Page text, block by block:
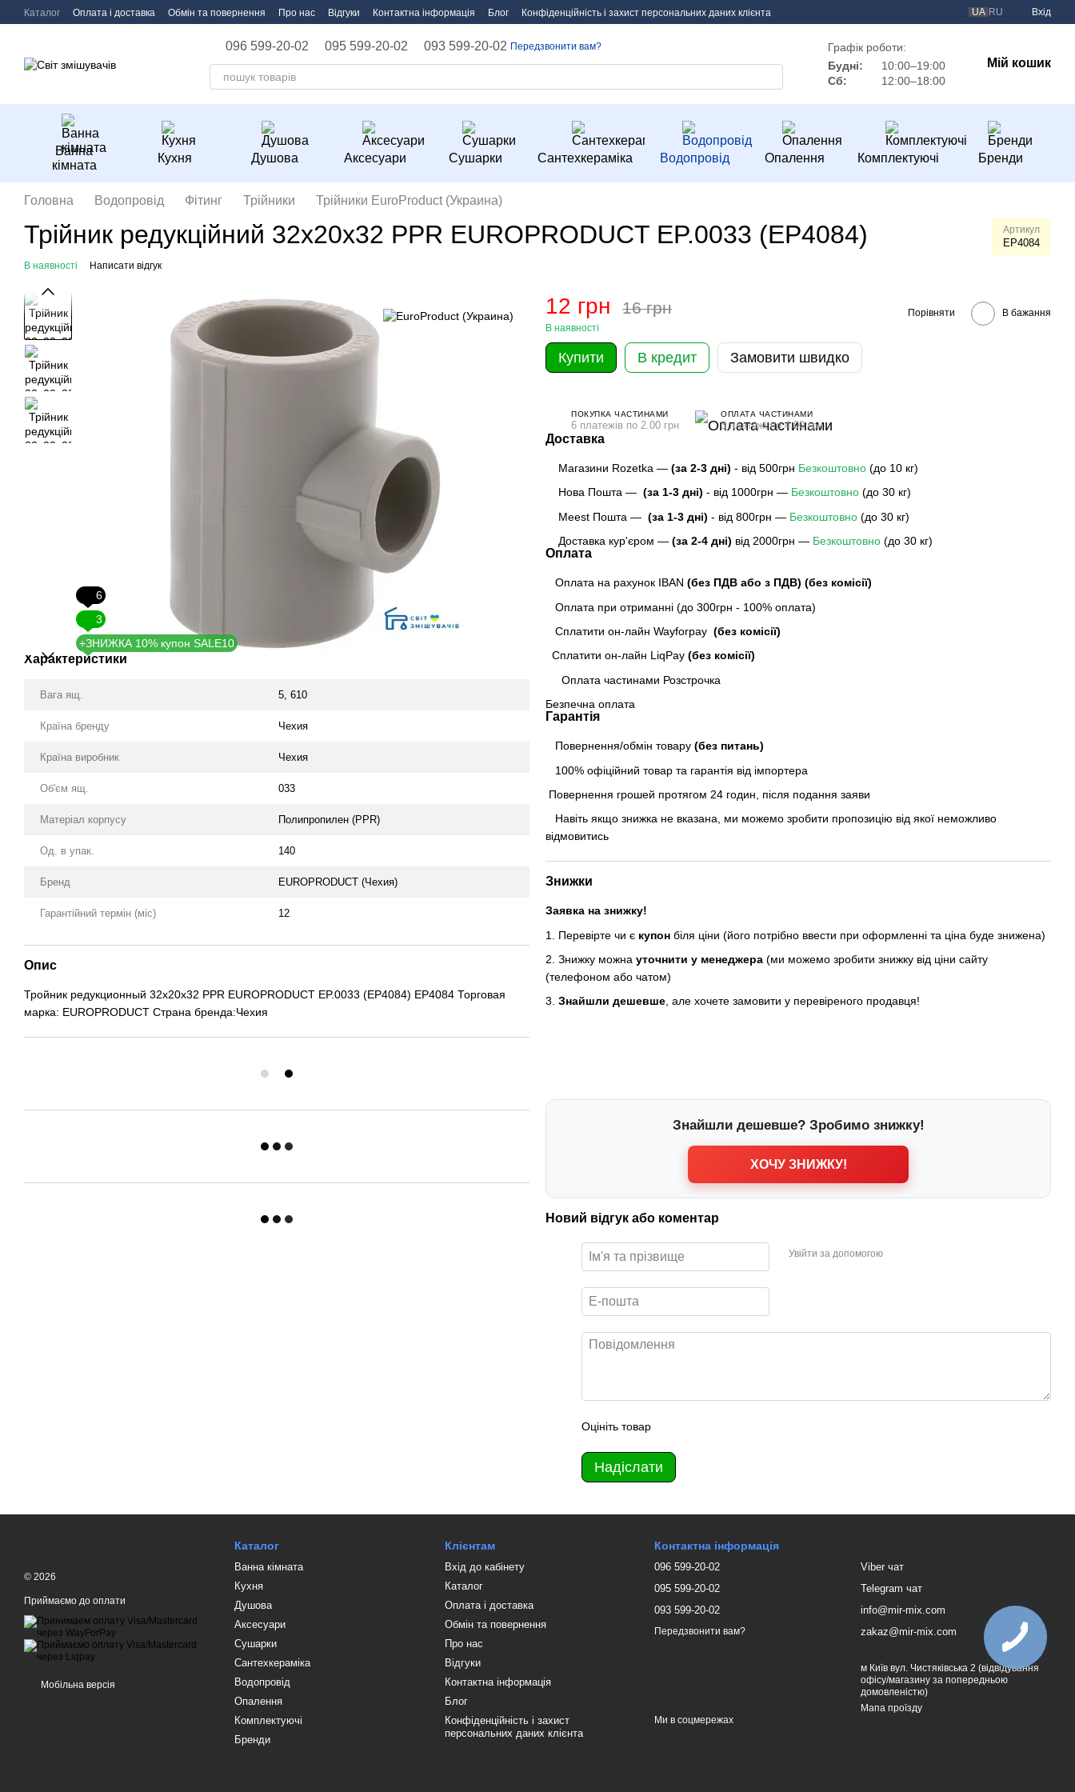
Перейти до основного контенту
Каталог Оплата і доставка Обмін та повернення Про нас Відгуки Контактна інформація Блог Конфіденційність і захист персональних даних клієнта UA RU Вхід
096 599-20-02 095 599-20-02 093 599-20-02 Передзвонити вам?
Графік роботи:
Будні:
10:00–19:00
Сб:
12:00–18:00
Мій кошик
Ванна
кімната
Кухня Душова Аксесуари Сушарки Сантехкераміка Водопровід Опалення Комплектуючі Бренди
Головна Водопровід Фітинг Трійники Трійники EuroProduct (Украина)
Трійник редукційний 32x20x32 PPR EUROPRODUCT EP.0033 (EP4084) Артикул
EP4084
В наявності Написати відгук
6
3
+ЗНИЖКА 10% купон SALE10
Характеристики
Вага ящ. 5, 610
Країна бренду Чехия
Країна виробник Чехия
Об'єм ящ. 033
Матеріал корпусу Полипропилен (PPR)
Од. в упак. 140
Бренд EUROPRODUCT (Чехия)
Гарантійний термін (міс) 12
Опис
Тройник редукционный 32x20x32 PPR EUROPRODUCT EP.0033 (EP4084) EP4084 Торговая
марка: EUROPRODUCT Страна бренда:Чехия
12 грн 16 грн
В наявності
Порівняти В бажання
Купити В кредит Замовити швидко
ПОКУПКА ЧАСТИНАМИ
6 платежів по 2.00 грн
ОПЛАТА ЧАСТИНАМИ
3 платежі по 4.00 грн
Доставка
Магазини Rozetka — (за 2-3 дні) - від 500грн Безкоштовно (до 10 кг)
Нова Пошта — (за 1-3 дні) - від 1000грн — Безкоштовно (до 30 кг)
Meest Пошта — (за 1-3 дні) - від 800грн — Безкоштовно (до 30 кг)
Доставка кур'єром — (за 2-4 дні) від 2000грн — Безкоштовно (до 30 кг)
Оплата
Оплата на рахунок IBAN (без ПДВ або з ПДВ) (без комісії)
Оплата при отриманні (до 300грн - 100% оплата)
Сплатити он-лайн Wayforpay (без комісії)
Сплатити он-лайн LiqPay (без комісії)
Оплата частинами Розстрочка
Безпечна оплата
Гарантія
Повернення/обмін товару (без питань)
100% офіційний товар та гарантія від імпортера
Повернення грошей протягом 24 годин, після подання заяви
Навіть якщо знижка не вказана, ми можемо зробити пропозицію від якої неможливо
відмовитись
Знижки
Заявка на знижку!
1. Перевірте чи є купон біля ціни (його потрібно ввести при оформленні та ціна буде знижена)
2. Знижку можна уточнити у менеджера (ми можемо зробити знижку від ціни сайту
(телефоном або чатом)
3. Знайшли дешевше, але хочете замовити у перевіреного продавця!
Знайшли дешевше? Зробимо знижку!
ХОЧУ ЗНИЖКУ!
Новий відгук або коментар
Увійти за допомогою
Оцініть товар
Надіслати
© 2026
Приймаємо до оплати
Мобільна версія
Каталог
Ванна кімната
Кухня
Душова
Аксесуари
Сушарки
Сантехкераміка
Водопровід
Опалення
Комплектуючі
Бренди
Клієнтам
Вхід до кабінету
Каталог
Оплата і доставка
Обмін та повернення
Про нас
Відгуки
Контактна інформація
Блог
Конфіденційність і захист
персональних даних клієнта
Контактна інформація
096 599-20-02
095 599-20-02
093 599-20-02
Передзвонити вам?
Viber чат
Telegram чат
info@mir-mix.com
zakaz@mir-mix.com
м Київ вул. Чистяківська 2 (відвідування
офісу/магазину за попередньою
домовленістю)
Мапа проїзду
Ми в соцмережах